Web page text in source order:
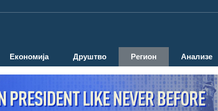
Економија Друштво Регион Анализе